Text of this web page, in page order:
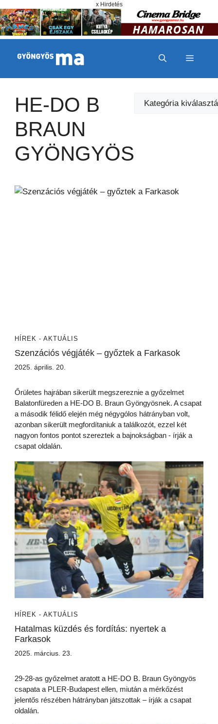
x Hirdetés
MENÜ
HE-DO B
BRAUN
GYÖNGYÖS
Kategóriák
HÍREK - AKTUÁLIS
Szenzációs végjáték – győztek a Farkasok
2025. április. 20.
Őrületes hajrában sikerült megszereznie a győzelmet
Balatonfüreden a HE-DO B. Braun Gyöngyösnek. A csapat
a második félidő elején még négygólos hátrányban volt,
azonban sikerült megfordítaniuk a találkozót, ezzel két
nagyon fontos pontot szereztek a bajnokságban - írják a
csapat oldalán.
HÍREK - AKTUÁLIS
Hatalmas küzdés és fordítás: nyertek a
Farkasok
2025. március. 23.
29-28-as győzelmet aratott a HE-DO B. Braun Gyöngyös
csapata a PLER-Budapest ellen, miután a mérkőzést
jelentős részében hátrányban játszottak – írják a csapat
oldalán.